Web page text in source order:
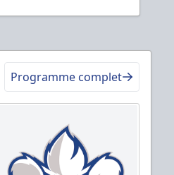
Programme complet